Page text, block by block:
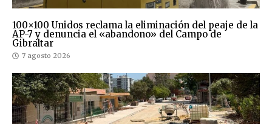
100×100 Unidos reclama la eliminación del peaje de la
AP-7 y denuncia el «abandono» del Campo de
Gibraltar
7 agosto 2026